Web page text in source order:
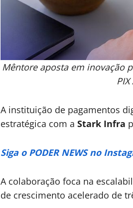
Mêntore aposta em inovação
A instituição de pagamentos
estratégica com a Stark Infra
Siga o PODER NEWS no
A colaboração foca na
de crescimento acelerado de